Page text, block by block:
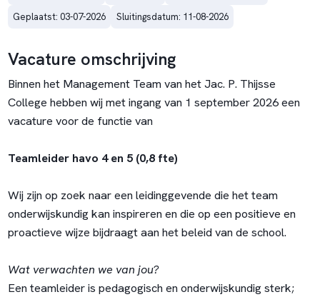
Geplaatst: 03-07-2026
Sluitingsdatum: 11-08-2026
Vacature omschrijving
Binnen het Management Team van het Jac. P. Thijsse
College hebben wij met ingang van 1 september 2026 een
vacature voor de functie van
Teamleider havo 4 en 5 (0,8 fte)
Wij zijn op zoek naar een leidinggevende die het team
onderwijskundig kan inspireren en die op een positieve en
proactieve wijze bijdraagt aan het beleid van de school.
Wat verwachten we van jou?
Een teamleider is pedagogisch en onderwijskundig sterk;